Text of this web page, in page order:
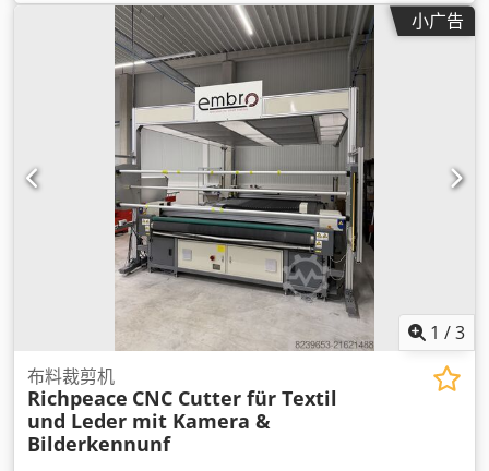
小广告
1 /3
布料裁剪机
Richpeace CNC Cutter für Textil
und Leder mit Kamera &
Bilderkennunf